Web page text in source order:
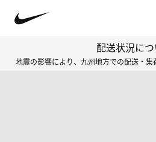
配送状況に
地震の影響により、九州地方での配送・集